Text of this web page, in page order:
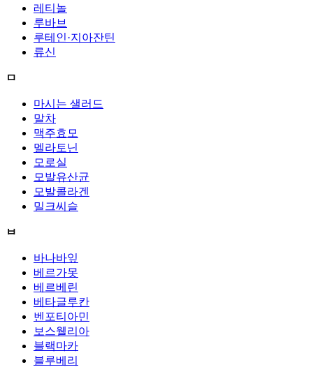
레티놀
루바브
루테인·지아잔틴
류신
ㅁ
마시는 샐러드
말차
맥주효모
멜라토닌
모로실
모발유산균
모발콜라겐
밀크씨슬
ㅂ
바나바잎
베르가못
베르베린
베타글루칸
벤포티아민
보스웰리아
블랙마카
블루베리